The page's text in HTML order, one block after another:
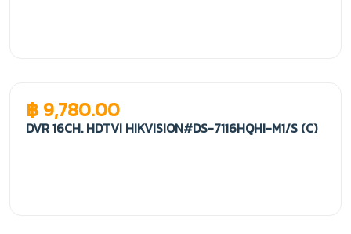
฿ 9,780.00
DVR 16CH. HDTVI HIKVISION#DS-7116HQHI-M1/S (C)